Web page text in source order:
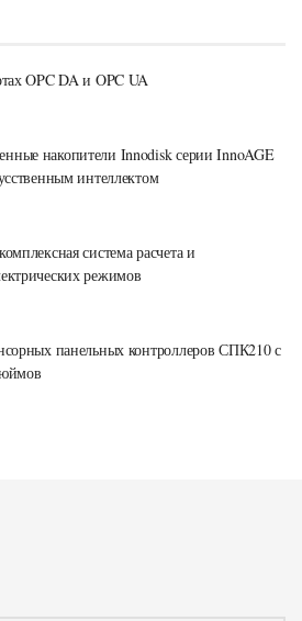
OPC DA и OPC UA
накопители Innodisk серии InnoAGE
интеллектом
система расчета и
режимов
панельных контроллеров СПК210 с